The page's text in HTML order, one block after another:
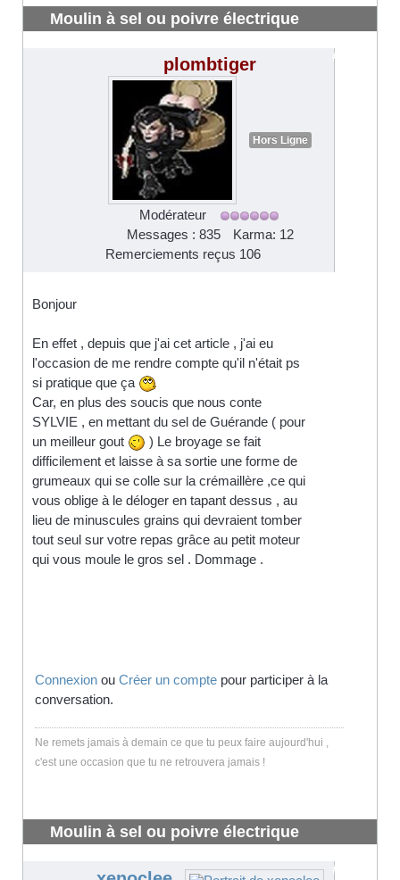
Moulin à sel ou poivre électrique
#3734
plombtiger
Hors Ligne
Modérateur
Messages : 835
Karma: 12
Remerciements reçus 106
Bonjour
En effet , depuis que j'ai cet article , j'ai eu
l'occasion de me rendre compte qu'il n'était ps
si pratique que ça
Car, en plus des soucis que nous conte
SYLVIE , en mettant du sel de Guérande ( pour
un meilleur gout
) Le broyage se fait
difficilement et laisse à sa sortie une forme de
grumeaux qui se colle sur la crémaillère ,ce qui
vous oblige à le déloger en tapant dessus , au
lieu de minuscules grains qui devraient tomber
tout seul sur votre repas grâce au petit moteur
qui vous moule le gros sel . Dommage .
Connexion ou Créer un compte pour participer à la
conversation.
Ne remets jamais à demain ce que tu peux faire aujourd'hui ,
c'est une occasion que tu ne retrouvera jamais !
Moulin à sel ou poivre électrique
#3735